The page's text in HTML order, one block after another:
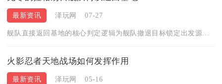
最新资讯 泽玩网 07-27
火影忍者天地战场如何发挥作用
最新资讯 泽玩网 05-16